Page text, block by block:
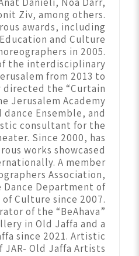
Ziv, among others.
awards, including
and Culture
in 2005.
the interdisciplinary
from 2013 to
the “Curtain
Jerusalem Academy
dance Ensemble, and
consultant for the
Since 2000, has
works showcased
A member
Association,
Department of
Culture since 2007.
of the “BeAhava”
in Old Jaffa and a
since 2021. Artistic
Old Jaffa Artists